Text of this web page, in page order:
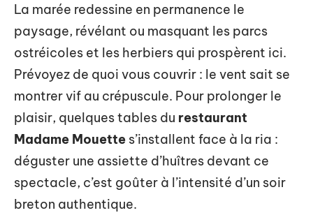
La marée redessine en permanence le
paysage, révélant ou masquant les parcs
ostréicoles et les herbiers qui prospèrent ici.
Prévoyez de quoi vous couvrir : le vent sait se
montrer vif au crépuscule. Pour prolonger le
plaisir, quelques tables du restaurant
Madame Mouette s’installent face à la ria :
déguster une assiette d’huîtres devant ce
spectacle, c’est goûter à l’intensité d’un soir
breton authentique.